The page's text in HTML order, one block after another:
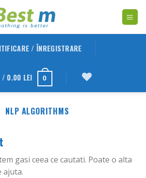
/ ÎNREGISTRARE
/ 0.00 LEI 0
NLP ALGORITHMS
gasi ceea ce cautati. Poate o alta
ajuta.